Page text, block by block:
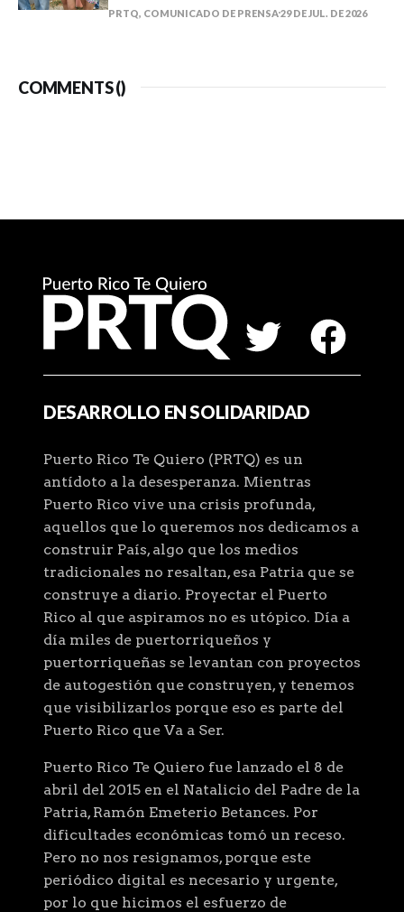
PRTQ, COMUNICADO DE PRENSA 29 DE JUL. DE 2026
COMMENTS ()
DESARROLLO EN SOLIDARIDAD
Puerto Rico Te Quiero (PRTQ) es un
antídoto a la desesperanza. Mientras
Puerto Rico vive una crisis profunda,
aquellos que lo queremos nos dedicamos a
construir País, algo que los medios
tradicionales no resaltan, esa Patria que se
construye a diario. Proyectar el Puerto
Rico al que aspiramos no es utópico. Día a
día miles de puertorriqueños y
puertorriqueñas se levantan con proyectos
de autogestión que construyen, y tenemos
que visibilizarlos porque eso es parte del
Puerto Rico que Va a Ser.
Puerto Rico Te Quiero fue lanzado el 8 de
abril del 2015 en el Natalicio del Padre de la
Patria, Ramón Emeterio Betances. Por
dificultades económicas tomó un receso.
Pero no nos resignamos, porque este
periódico digital es necesario y urgente,
por lo que hicimos el esfuerzo de